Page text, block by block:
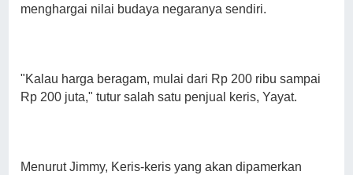
menghargai nilai budaya negaranya sendiri.
"Kalau harga beragam, mulai dari Rp 200 ribu sampai
Rp 200 juta," tutur salah satu penjual keris, Yayat.
Menurut Jimmy, Keris-keris yang akan dipamerkan